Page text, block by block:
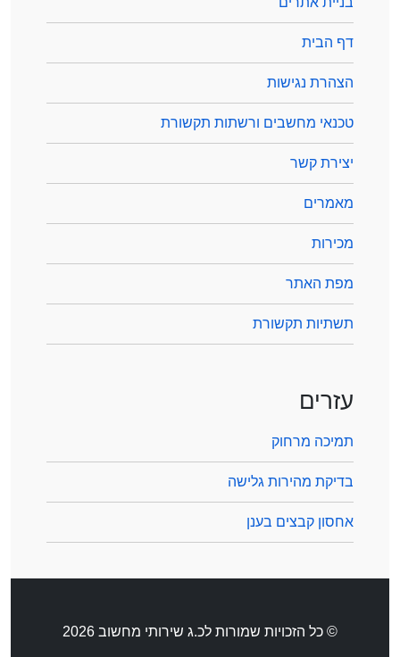
דף הבית
הצהרת נגישות
טכנאי מחשבים ורשתות תקשורת
יצירת קשר
מאמרים
מכירות
מפת האתר
תשתיות תקשורת
עזרים
תמיכה מרחוק
בדיקת מהירות גלישה
אחסון קבצים בענן
© כל הזכויות שמורות לכ.ג שירותי מחשוב 2026